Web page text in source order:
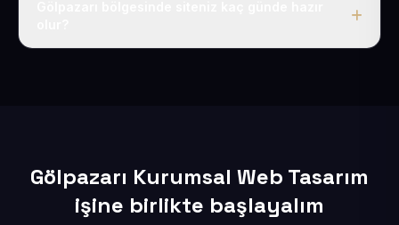
Gölpazarı Kurumsal Web Tasarım
işine birlikte başlayalım